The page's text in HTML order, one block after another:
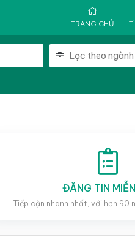
TRANG CHỦ
ĐĂNG TIN
Tiếp cận nhanh nhất, với hơn 90